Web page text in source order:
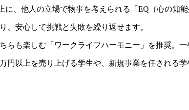
、他人の立場で物事を考えられる「EQ（心の知能
、安心して挑戦と失敗を繰り返せます。
も楽しむ「ワークライフハーモニー」を推奨。一
円以上を売り上げる学生や、新規事業を任される